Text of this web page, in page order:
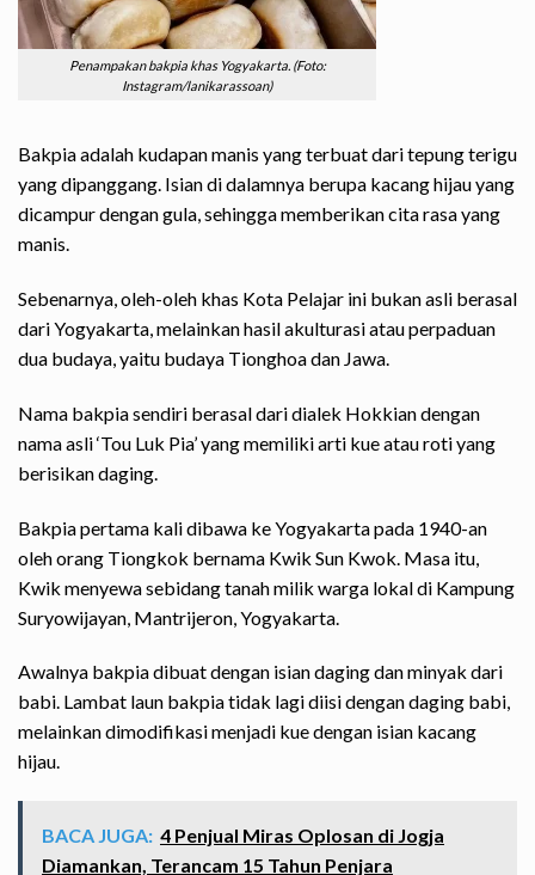
Penampakan bakpia khas Yogyakarta. (Foto:
Instagram/lanikarassoan)
Bakpia adalah kudapan manis yang terbuat dari tepung terigu
yang dipanggang. Isian di dalamnya berupa kacang hijau yang
dicampur dengan gula, sehingga memberikan cita rasa yang
manis.
Sebenarnya, oleh-oleh khas Kota Pelajar ini bukan asli berasal
dari Yogyakarta, melainkan hasil akulturasi atau perpaduan
dua budaya, yaitu budaya Tionghoa dan Jawa.
Nama bakpia sendiri berasal dari dialek Hokkian dengan
nama asli ‘Tou Luk Pia’ yang memiliki arti kue atau roti yang
berisikan daging.
Bakpia pertama kali dibawa ke Yogyakarta pada 1940-an
oleh orang Tiongkok bernama Kwik Sun Kwok. Masa itu,
Kwik menyewa sebidang tanah milik warga lokal di Kampung
Suryowijayan, Mantrijeron, Yogyakarta.
Awalnya bakpia dibuat dengan isian daging dan minyak dari
babi. Lambat laun bakpia tidak lagi diisi dengan daging babi,
melainkan dimodifikasi menjadi kue dengan isian kacang
hijau.
BACA JUGA: 4 Penjual Miras Oplosan di Jogja
Diamankan, Terancam 15 Tahun Penjara